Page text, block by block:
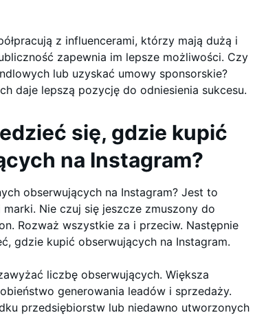
z influencerami, którzy mają dużą i
zapewnia im lepsze możliwości. Czy
lub uzyskać umowy sponsorskie?
daje lepszą pozycję do odniesienia sukcesu.
się, gdzie kupić
na Instagram?
obserwujących na Instagram? Jest to
Nie czuj się jeszcze zmuszony do
Rozważ wszystkie za i przeciw. Następnie
gdzie kupić obserwujących na Instagram.
liczbę obserwujących. Większa
generowania leadów i sprzedaży.
przedsiębiorstw lub niedawno utworzonych